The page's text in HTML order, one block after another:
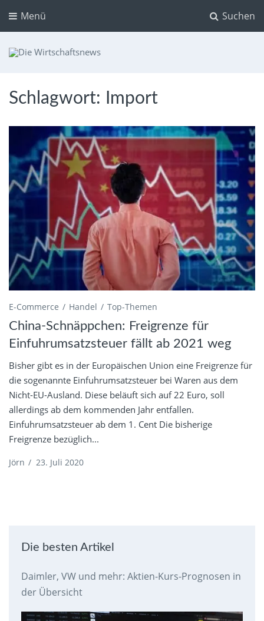
Suchen
Menü
Schlagwort: Import
E-Commerce Handel Top-Themen
China-Schnäppchen: Freigrenze für
Einfuhrumsatzsteuer fällt ab 2021 weg
Bisher gibt es in der Europäischen Union eine Freigrenze für
die sogenannte Einfuhrumsatzsteuer bei Waren aus dem
Nicht-EU-Ausland. Diese beläuft sich auf 22 Euro, soll
allerdings ab dem kommenden Jahr entfallen.
Einfuhrumsatzsteuer ab dem 1. Cent Die bisherige
Freigrenze bezüglich...
Jörn / 23. Juli 2020
Die besten Artikel
Daimler, VW und mehr: Aktien-Kurs-Prognosen in
der Übersicht